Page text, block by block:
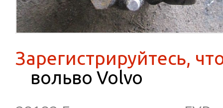
Зарегистрируйтесь,
вольво Volvo